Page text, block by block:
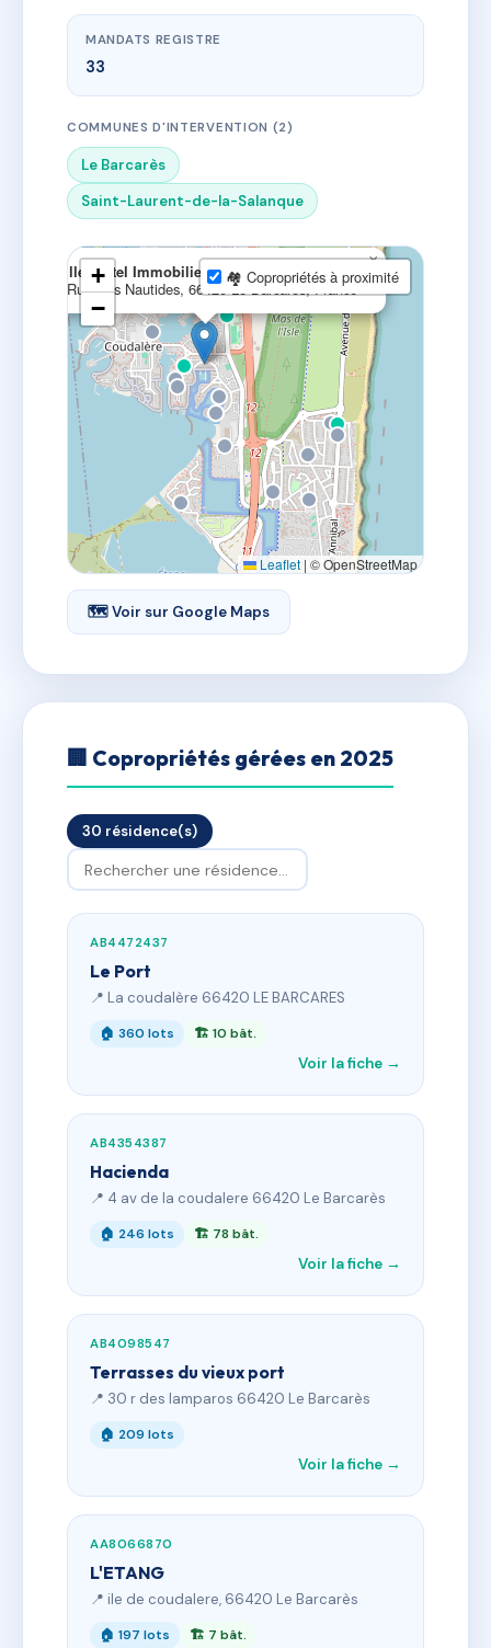
MANDATS REGISTRE
33
COMMUNES D'INTERVENTION (2)
Le Barcarès
Saint-Laurent-de-la-Salanque
Baillet Patel Immobilier
10 Rue Des Nautides, 66420 Le Barcarès, France
×
+
−
🏘 Copropriétés à proximité
Leaflet | © OpenStreetMap
🗺 Voir sur Google Maps
🏢 Copropriétés gérées en 2025
30 résidence(s)
AB4472437
Le Port
📍 La coudalère 66420 LE BARCARES
🏠 360 lots 🏗 10 bât.
Voir la fiche →
AB4354387
Hacienda
📍 4 av de la coudalere 66420 Le Barcarès
🏠 246 lots 🏗 78 bât.
Voir la fiche →
AB4098547
Terrasses du vieux port
📍 30 r des lamparos 66420 Le Barcarès
🏠 209 lots
Voir la fiche →
AA8066870
L'ETANG
📍 ile de coudalere, 66420 Le Barcarès
🏠 197 lots 🏗 7 bât.